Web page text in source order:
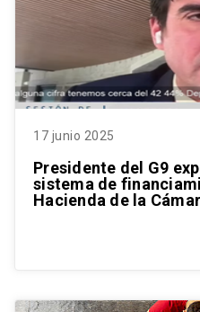
17 junio 2025
Presidente del G9
sistema de
Hacienda de la